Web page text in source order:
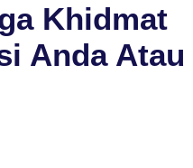
Khidmat
Anda Atau